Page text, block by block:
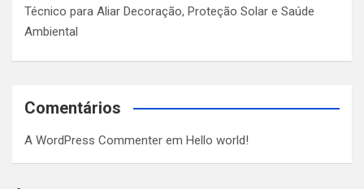
Técnico para Aliar Decoração, Proteção Solar e Saúde
Ambiental
Comentários
A WordPress Commenter em Hello world!